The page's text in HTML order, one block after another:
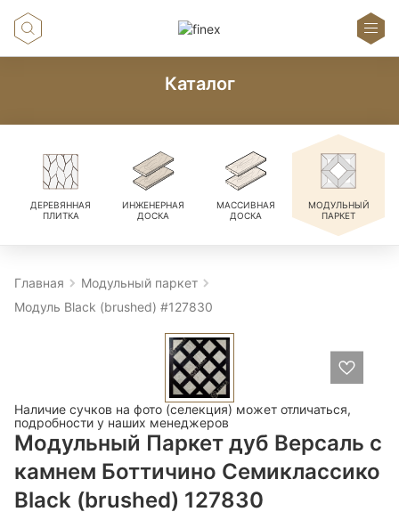
Каталог
ДЕРЕВЯННАЯ
ПЛИТКА
ИНЖЕНЕРНАЯ
ДОСКА
МАССИВНАЯ
ДОСКА
МОДУЛЬНЫЙ
ПАРКЕТ
Главная
Модульный паркет
Модуль Black (brushed) #127830
Наличие сучков на фото (селекция) может отличаться,
подробности у наших менеджеров
Модульный Паркет дуб Версаль с
камнем Боттичино Семиклассико
Black (brushed) 127830